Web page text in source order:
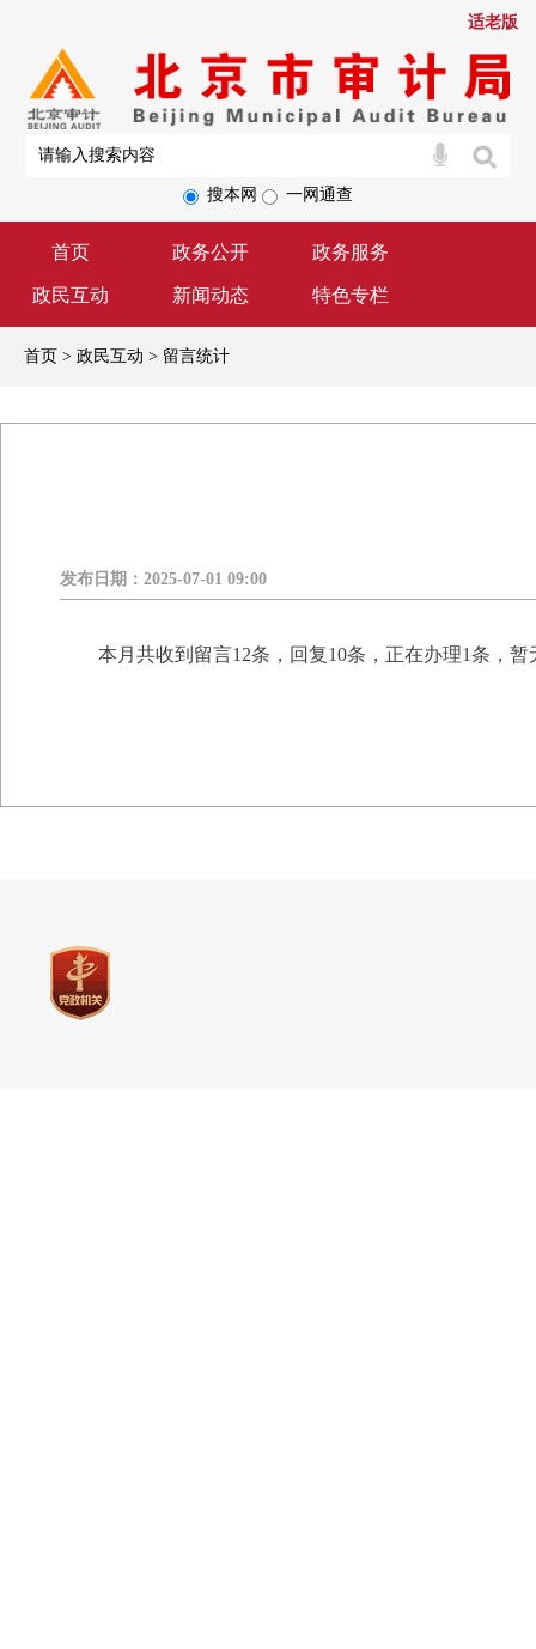
适老版
首页 政务公开 政务服务
政民互动 新闻动态 特色专栏
搜本网 一网通查
首页 > 政民互动 > 留言统计
发布日期： 2025-07-01 09:00
本月共收到留言12条，回复10条，正在办理1条，